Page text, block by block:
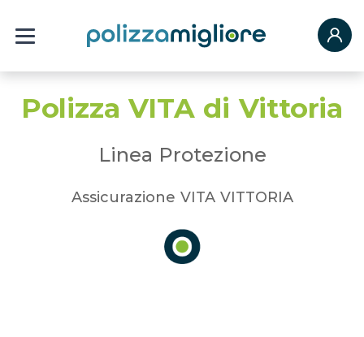
Polizza VITA di Vittoria
Linea Protezione
Assicurazione VITA VITTORIA